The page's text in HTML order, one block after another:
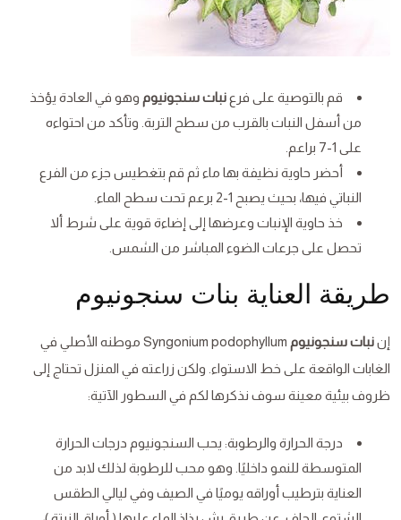
قم بالتوصية على فرعنبات سنجونيوم وهو في العادة يؤخذ
من أسفل النبات بالقرب من سطح التربة. وتأكد من احتواءه
على 1-7 براعم.
أحضر حاوية نظيفة بها ماء ثم قم بتغطيس جزء من الفرع
النباتي فيها، بحيث يصبح 1-2 برعم تحت سطح الماء.
خذ حاوية الإنبات وعرضها إلى إضاءة قوية على شرط ألا
تحصل على جرعات الضوء المباشر من الشمس.
طريقة العناية بنات سنجونيوم
إننبات سنجونيوم
Syngonium podophyllum موطنه الأصلي في
الغابات الواقعة على خط الاستواء. ولكن زراعته في المنزل تحتاج إلى
ظروف بيئية معينة سوف نذكرها لكم في السطور الآتية:
درجة الحرارة والرطوبة: يحب السنجونيوم درجات الحرارة
المتوسطة للنمو داخليًا. وهو محب للرطوبة لذلك لابد من
العناية بترطيب أوراقه يوميًا في الصيف وفي ليالي الطقس